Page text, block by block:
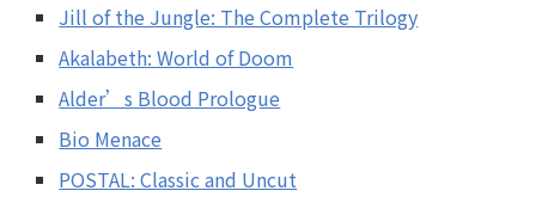
Jill of the Jungle: The Complete Trilogy
Akalabeth: World of Doom
Alder’s Blood Prologue
Bio Menace
POSTAL: Classic and Uncut